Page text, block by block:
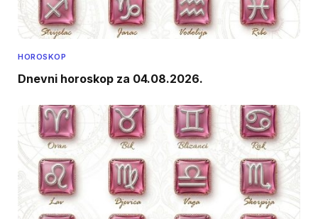
HOROSKOP
Dnevni horoskop za 04.08.2026.